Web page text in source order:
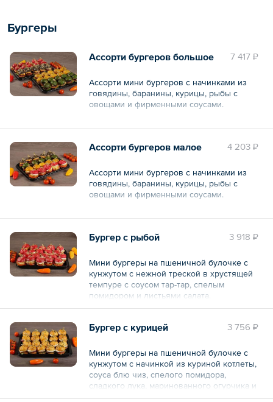
Бургеры
7 417 ₽
Ассорти бургеров большое
Ассорти мини бургеров с начинками из
говядины, баранины, курицы, рыбы с
овощами и фирменными соусами.
— 40 шт.
Общий вес – 2.9 кг 4 203 ₽
Ассорти бургеров малое
Ассорти мини бургеров с начинками из
говядины, баранины, курицы, рыбы с
овощами и фирменными соусами.
— 20 шт.
Общий вес – 1450 г 3 918 ₽
Бургер с рыбой
Мини бургеры на пшеничной булочке с
кунжутом с нежной треской в хрустящей
темпуре с соусом тар-тар, спелым
помидором и листьями салата.
3 756 ₽
Бургер с курицей
Мини бургеры на пшеничной булочке с
кунжутом с начинкой из куриной котлеты,
соуса блю чиз, спелого помидора,
сладкого лука, маринованного огурчика и
листьев салата.